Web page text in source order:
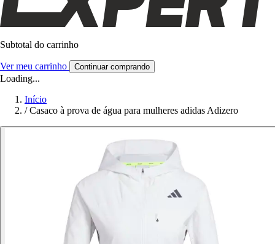
Subtotal do carrinho
Ver meu carrinho Continuar comprando
Loading...
Início
/ Casaco à prova de água para mulheres adidas Adizero